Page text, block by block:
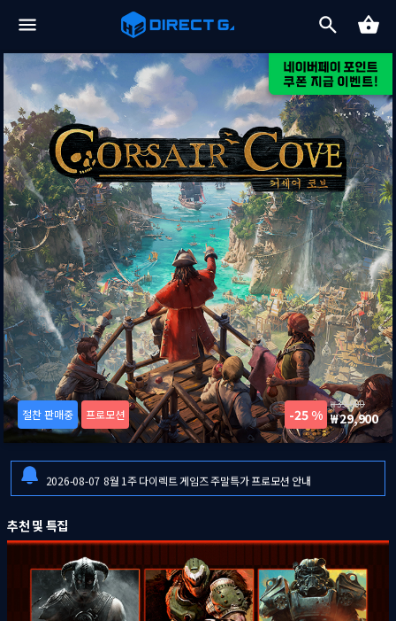
절찬 판매중 프로모션 25 %
39,900
29,900
2026-08-06 [드래곤즈 도그마 2: 다크 어리즌 한국어판] 예약판매 안내
2026-08-06 일부 금융기관 점검으로 인한 결제 시스템 이용 제한 안내
2026-08-07 8월 1주 다이렉트 게임즈 주말특가 프로모션 안내
2026-08-06
2026-08-07 8월 1주 다이렉트 게임즈 주말특가 프로모션 안내
2026-08-06 [드래곤즈 도그마 2: 다크 어리즌 한국어판] 예약판매 안내
추천 및 특집